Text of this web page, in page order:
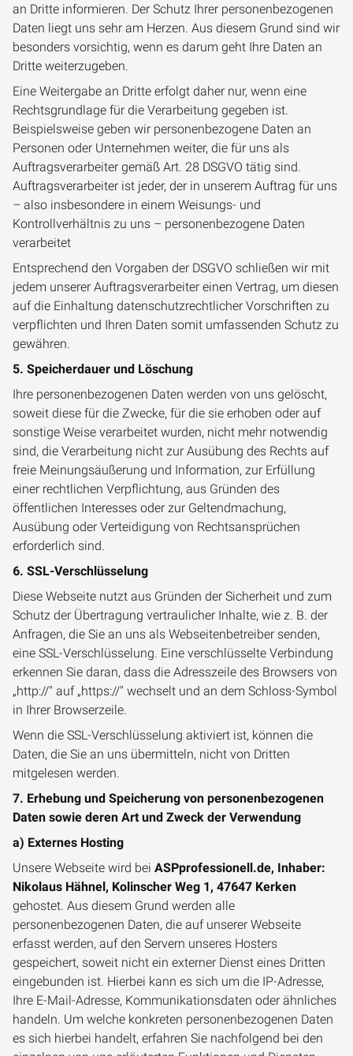
an Dritte informieren. Der Schutz Ihrer personenbezogenen
Daten liegt uns sehr am Herzen. Aus diesem Grund sind wir
besonders vorsichtig, wenn es darum geht Ihre Daten an
Dritte weiterzugeben.
Eine Weitergabe an Dritte erfolgt daher nur, wenn eine
Rechtsgrundlage für die Verarbeitung gegeben ist.
Beispielsweise geben wir personenbezogene Daten an
Personen oder Unternehmen weiter, die für uns als
Auftragsverarbeiter gemäß Art. 28 DSGVO tätig sind.
Auftragsverarbeiter ist jeder, der in unserem Auftrag für uns
– also insbesondere in einem Weisungs- und
Kontrollverhältnis zu uns – personenbezogene Daten
verarbeitet
Entsprechend den Vorgaben der DSGVO schließen wir mit
jedem unserer Auftragsverarbeiter einen Vertrag, um diesen
auf die Einhaltung datenschutzrechtlicher Vorschriften zu
verpflichten und Ihren Daten somit umfassenden Schutz zu
gewähren.
5. Speicherdauer und Löschung
Ihre personenbezogenen Daten werden von uns gelöscht,
soweit diese für die Zwecke, für die sie erhoben oder auf
sonstige Weise verarbeitet wurden, nicht mehr notwendig
sind, die Verarbeitung nicht zur Ausübung des Rechts auf
freie Meinungsäußerung und Information, zur Erfüllung
einer rechtlichen Verpflichtung, aus Gründen des
öffentlichen Interesses oder zur Geltendmachung,
Ausübung oder Verteidigung von Rechtsansprüchen
erforderlich sind.
6. SSL-Verschlüsselung
Diese Webseite nutzt aus Gründen der Sicherheit und zum
Schutz der Übertragung vertraulicher Inhalte, wie z. B. der
Anfragen, die Sie an uns als Webseitenbetreiber senden,
eine SSL-Verschlüsselung. Eine verschlüsselte Verbindung
erkennen Sie daran, dass die Adresszeile des Browsers von
„http://" auf „https://" wechselt und an dem Schloss-Symbol
in Ihrer Browserzeile.
Wenn die SSL-Verschlüsselung aktiviert ist, können die
Daten, die Sie an uns übermitteln, nicht von Dritten
mitgelesen werden.
7. Erhebung und Speicherung von personenbezogenen
Daten sowie deren Art und Zweck der Verwendung
a) Externes Hosting
Unsere Webseite wird bei ASPprofessionell.de, Inhaber:
Nikolaus Hähnel, Kolinscher Weg 1, 47647 Kerken
gehostet. Aus diesem Grund werden alle
personenbezogenen Daten, die auf unserer Webseite
erfasst werden, auf den Servern unseres Hosters
gespeichert, soweit nicht ein externer Dienst eines Dritten
eingebunden ist. Hierbei kann es sich um die IP-Adresse,
Ihre E-Mail-Adresse, Kommunikationsdaten oder ähnliches
handeln. Um welche konkreten personenbezogenen Daten
es sich hierbei handelt, erfahren Sie nachfolgend bei den